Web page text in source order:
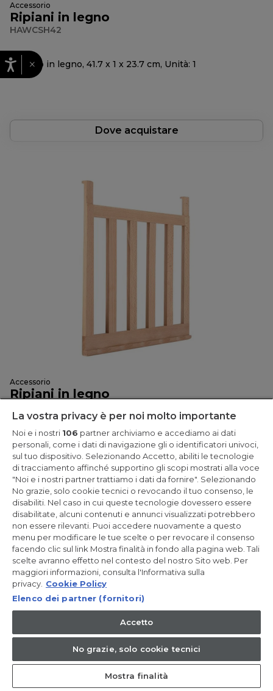
Accessorio
Ripiani in legno
HAWCSH42
Ripiano in legno, 41.7 x 1 x 23.7 cm, Unità: 1
Dove acquistare
Accessorio
Ripiani in legno
Ripiano in legno, 41.7 x 1.6 x 39 cm, Unità: 1
Dove acquistare
×
La vostra privacy è per noi molto importante
Noi e i nostri 106 partner archiviamo e accediamo ai dati
personali, come i dati di navigazione gli o identificatori univoci,
sul tuo dispositivo. Selezionando Accetto, abiliti le tecnologie
di tracciamento affinché supportino gli scopi mostrati alla voce
"Noi e i nostri partner trattiamo i dati da fornire". Selezionando
No grazie, solo cookie tecnici o revocando il tuo consenso, le
disabiliti. Nel caso in cui queste tecnologie dovessero essere
disabilitate, alcuni contenuti e annunci visualizzati potrebbero
non essere rilevanti. Puoi accedere nuovamente a questo
menu per modificare le tue scelte o per revocare il consenso
facendo clic sul link Mostra finalità in fondo alla pagina web. Tali
scelte avranno effetto nel contesto del nostro Sito web. Per
maggiori informazioni, consulta l'Informativa sulla
privacy. Cookie Policy
Elenco dei partner (fornitori)
Accetto
No grazie, solo cookie tecnici
Mostra finalità